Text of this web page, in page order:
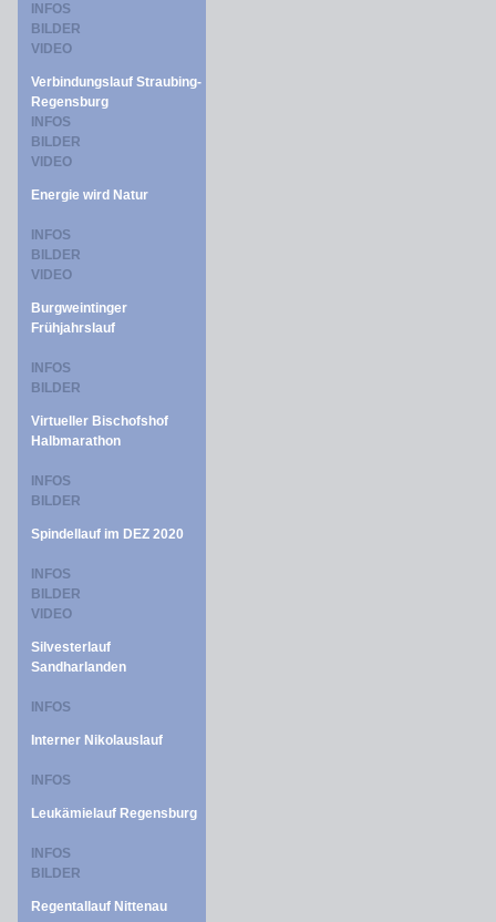
INFOS
BILDER
VIDEO
Verbindungslauf Straubing-
Regensburg
INFOS
BILDER
VIDEO
Energie wird Natur
INFOS
BILDER
VIDEO
Burgweintinger
Frühjahrslauf
INFOS
BILDER
Virtueller Bischofshof
Halbmarathon
INFOS
BILDER
Spindellauf im DEZ 2020
INFOS
BILDER
VIDEO
Silvesterlauf
Sandharlanden
INFOS
Interner Nikolauslauf
INFOS
Leukämielauf Regensburg
INFOS
BILDER
Regentallauf Nittenau